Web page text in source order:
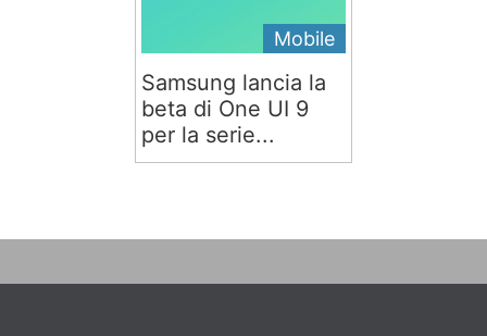
Mobile
Samsung lancia la
beta di One UI 9
per la serie...